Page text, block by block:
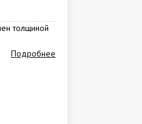
толщиной
Подробнее